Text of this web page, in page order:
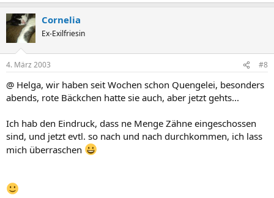
Cornelia
Ex-Exilfriesin
4. März 2003 #8
@ Helga, wir haben seit Wochen schon Quengelei, besonders
abends, rote Bäckchen hatte sie auch, aber jetzt gehts...
Ich hab den Eindruck, dass ne Menge Zähne eingeschossen
sind, und jetzt evtl. so nach und nach durchkommen, ich lass
mich überraschen